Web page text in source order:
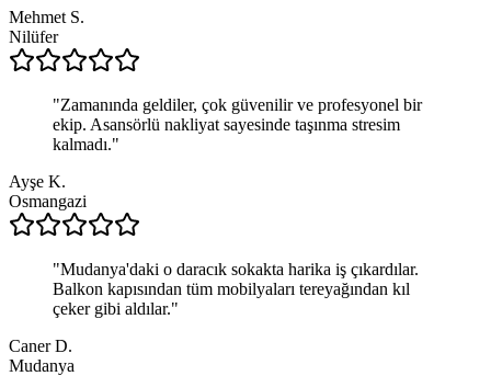
Mehmet S.
Nilüfer
"Zamanında geldiler, çok güvenilir ve profesyonel bir
ekip. Asansörlü nakliyat sayesinde taşınma stresim
kalmadı."
Ayşe K.
Osmangazi
"Mudanya'daki o daracık sokakta harika iş çıkardılar.
Balkon kapısından tüm mobilyaları tereyağından kıl
çeker gibi aldılar."
Caner D.
Mudanya